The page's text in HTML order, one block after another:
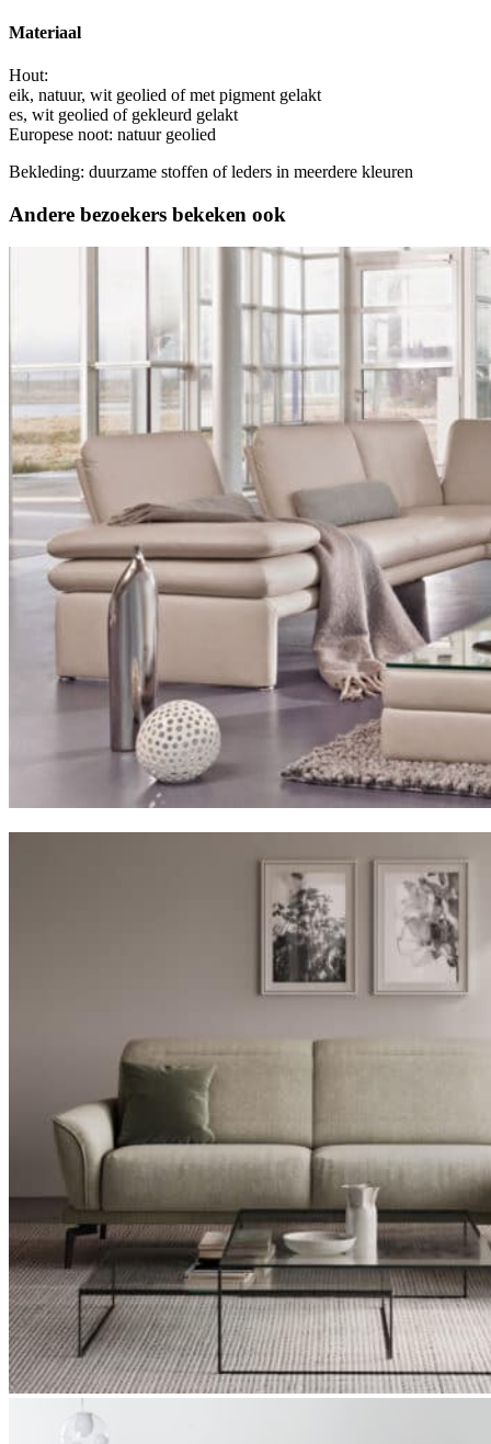
Materiaal
Hout:
eik, natuur, wit geolied of met pigment gelakt
es, wit geolied of gekleurd gelakt
Europese noot: natuur geolied
Bekleding: duurzame stoffen of leders in meerdere kleuren
Andere bezoekers bekeken ook